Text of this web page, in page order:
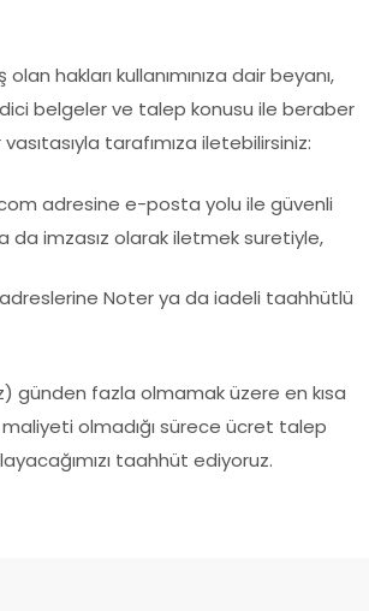
hakları kullanımınıza dair beyanı,
belgeler ve talep konusu ile beraber
tarafımıza iletebilirsiniz:
adresine e-posta yolu ile güvenli
da imzasız olarak iletmek suretiyle,
Noter ya da iadeli taahhütlü
günden fazla olmamak üzere en kısa
olmadığı sürece ücret talep
taahhüt ediyoruz.